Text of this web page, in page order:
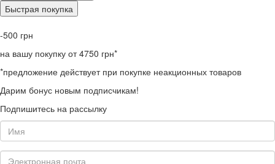
Быстрая покупка
-500 грн
на вашу покупку от 4750 грн*
*предложение действует при покупке неакционных товаров
Дарим бонус новым подписчикам!
Подпишитесь на рассылку